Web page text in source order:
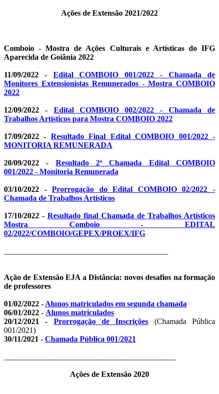
Ações de Extensão 2021/2022
Comboio - Mostra de Ações Culturais e Artísticas do IFG
Aparecida de Goiânia 2022
11/09/2022 - Edital COMBOIO 001/2022 - Chamada de
Monitores Extensionistas Remunerados - Mostra COMBOIO
2022
12/09/2022 - Edital COMBOIO 002/2022 - Chamada de
Trabalhos Artísticos para Mostra COMBOIO 2022
17/09/2022 - Resultado Final Edital COMBOIO 001/2022 -
MONITORIA REMUNERADA
20/09/2022 - Resultado 2ª Chamada Edital COMBOIO
001/2022 - Monitoria Remunerada
03/10/2022 -Prorrogação do Edital COMBOIO 02/2022 -
Chamada de Trabalhos Artísticos
17/10/2022 - Resultado final Chamada de Trabalhos Artísticos
Mostra Comboio - EDITAL
02/2022/COMBOIO/GEPEX/PROEX/IFG
Ação de Extensão EJA a Distância: novos desafios na formação
de professores
01/02/2022 - Alunos matriculados em segunda chamada
06/01/2022 - Alunos matriculados
20/12/2021 - Prorrogação de Inscrições (Chamada Pública
001/2021)
30/11/2021 - Chamada Pública 001/2021
Ações de Extensão 2020